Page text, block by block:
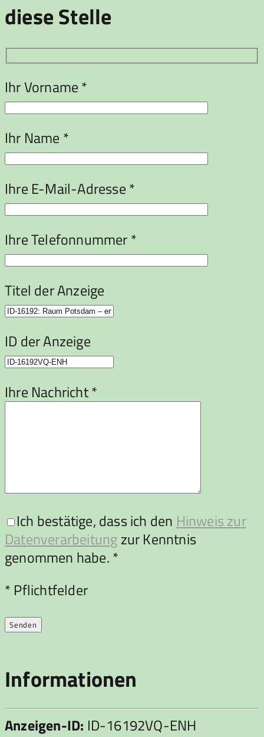
diese Stelle
Ihr Vorname *
Ihr Name *
Ihre E-Mail-Adresse *
Ihre Telefonnummer *
Titel der Anzeige
ID der Anzeige
Ihre Nachricht *
Ich bestätige, dass ich den Hinweis zur
Datenverarbeitungzur Kenntnis
genommen habe. *
Bitte lasse dieses Feld leer.
* Pflichtfelder
Informationen
Anzeigen-ID: ID-16192VQ-ENH